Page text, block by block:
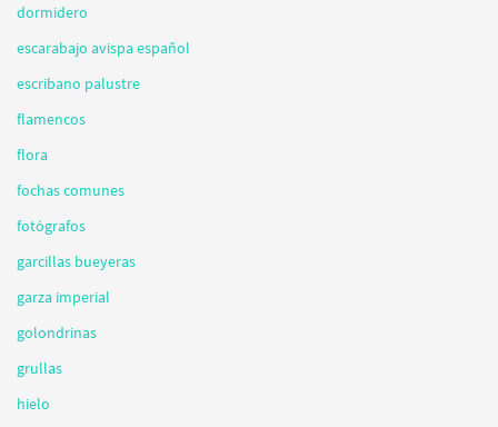
dormidero
escarabajo avispa español
escribano palustre
flamencos
flora
fochas comunes
fotógrafos
garcillas bueyeras
garza imperial
golondrinas
grullas
hielo